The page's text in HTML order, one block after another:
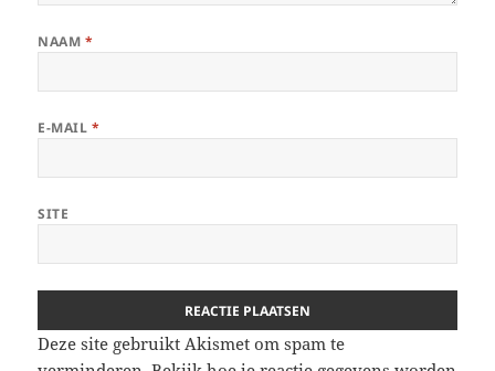
NAAM *
E-MAIL *
SITE
Deze site gebruikt Akismet om spam te